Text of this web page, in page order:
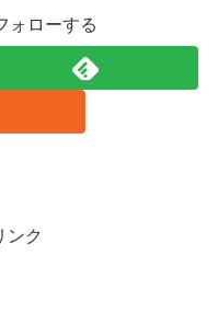
ォローする
ンク